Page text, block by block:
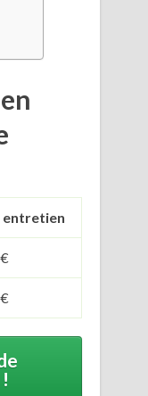
entretien